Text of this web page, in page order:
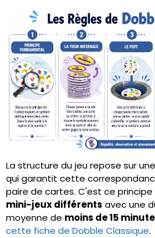
La structure du jeu repose sur
qui garantit cette
paire de cartes. C'est ce
mini-jeux différents avec une
moyenne de moins de 15
cette fiche de Dobble Classique.